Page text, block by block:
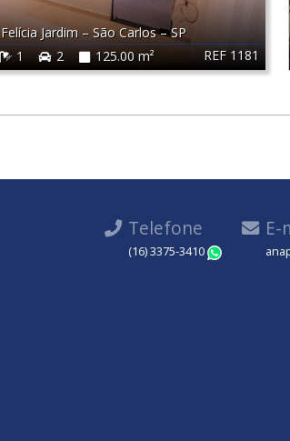
REF 1181
Jardim–São Carlos–SP
1 2 125.00 m²
Telefone
(16) 3375-3410
E-